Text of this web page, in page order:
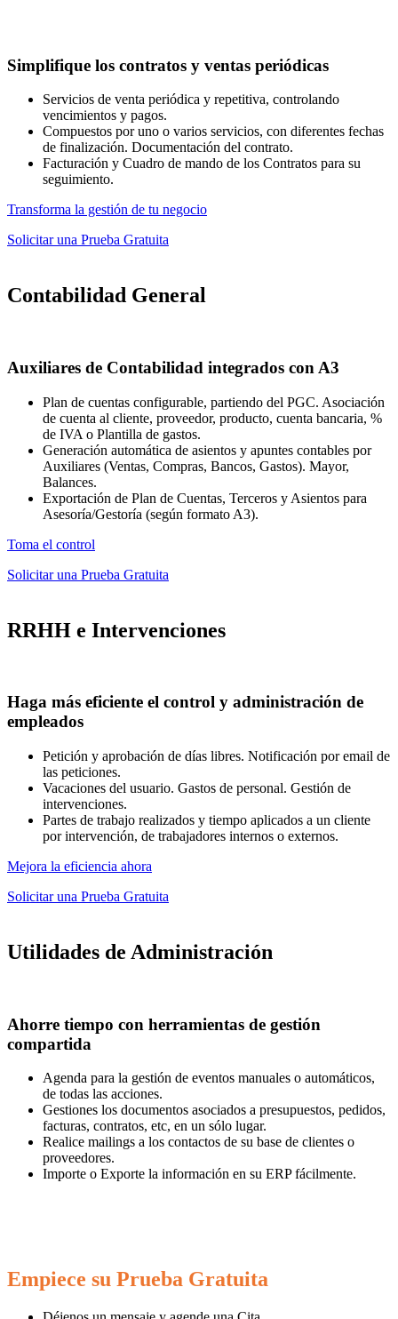
Simplifique los contratos y ventas periódicas
Servicios de venta periódica y repetitiva, controlando
vencimientos y pagos.
Compuestos por uno o varios servicios, con diferentes fechas
de finalización. Documentación del contrato.
Facturación y Cuadro de mando de los Contratos para su
seguimiento.
Transforma la gestión de tu negocio
Solicitar una Prueba Gratuita
Contabilidad General
Auxiliares de Contabilidad integrados con A3
Plan de cuentas configurable, partiendo del PGC. Asociación
de cuenta al cliente, proveedor, producto, cuenta bancaria, %
de IVA o Plantilla de gastos.
Generación automática de asientos y apuntes contables por
Auxiliares (Ventas, Compras, Bancos, Gastos). Mayor,
Balances.
Exportación de Plan de Cuentas, Terceros y Asientos para
Asesoría/Gestoría (según formato A3).
Toma el control
Solicitar una Prueba Gratuita
RRHH e Intervenciones
Haga más eficiente el control y administración de
empleados
Petición y aprobación de días libres. Notificación por email de
las peticiones.
Vacaciones del usuario. Gastos de personal. Gestión de
intervenciones.
Partes de trabajo realizados y tiempo aplicados a un cliente
por intervención, de trabajadores internos o externos.
Mejora la eficiencia ahora
Solicitar una Prueba Gratuita
Utilidades de Administración
Ahorre tiempo con herramientas de gestión
compartida
Agenda para la gestión de eventos manuales o automáticos,
de todas las acciones.
Gestiones los documentos asociados a presupuestos, pedidos,
facturas, contratos, etc, en un sólo lugar.
Realice mailings a los contactos de su base de clientes o
proveedores.
Importe o Exporte la información en su ERP fácilmente.
Empiece su Prueba Gratuita